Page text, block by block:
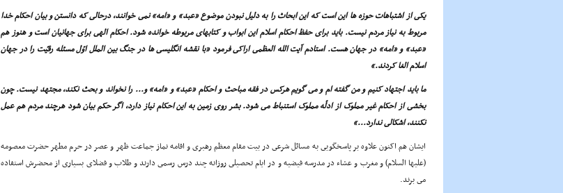
یکى از اشتباهات حوزه ها این است که این ابحاث را به دلیل نبودن موضوع «عبد» و «امه» نمى خوانند، درحالى که دانستن و بیان احکام خدا
مربوط به نیاز مردم نیست. باید براى حفظ احکام اسلام این ابواب و کتابهاى مربوطه خوانده شود. احکام الهى براى جهانیان است و هنوز هم
«عبد» و «امه» در جهان هست. استادم آیت الله العظمى اراکى فرمود «با نقشه انگلیسى ها در جنگ بین الملل اوّل مسئله رقیّت را در جهان
اسلام الغا کردند.»
ما باید اجتهاد کنیم و من گفته ام و مى گویم هرکس در فقه مباحث و احکام «عبد» و «امه» و... را نخواند و بحث نکند، مجتهد نیست. چون
بخشى از احکام غیر مملوک از ادلّه مملوک استنباط مى شود. بشر روى زمین به این احکام نیاز دارد، اگر حکم بیان شود هرچند مردم هم عمل
نکنند، اشکالى ندارد...»
ایشان هم اکنون علاوه بر پاسخگویى به مسائل شرعى در بیت مقام معظم رهبرى و اقامه نماز جماعت ظهر و عصر در حرم مطهر حضرت معصومه
(علیها السلام) و مغرب و عشاء در مدرسه فیضیه و در ایام تحصیلى روزانه چند درس رسمى دارند و طلاب و فضلاى بسیارى از محضرش استفاده
مى برند.